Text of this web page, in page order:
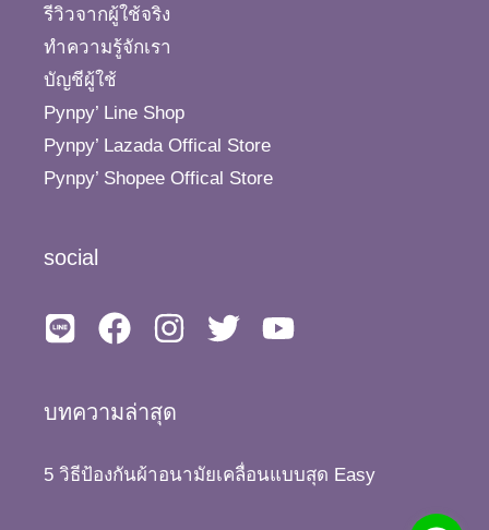
รีวิวจากผู้ใช้จริง
ทำความรู้จักเรา
บัญชีผู้ใช้
Pynpy’ Line Shop
Pynpy’ Lazada Offical Store
Pynpy’ Shopee Offical Store
social
บทความล่าสุด
5 วิธีป้องกันผ้าอนามัยเคลื่อนแบบสุด Easy